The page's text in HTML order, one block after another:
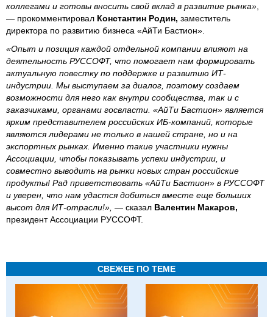
коллегами и готовы вносить свой вклад в развитие рынка»
— прокомментировал Константин Родин, заместитель
директора по развитию бизнеса «АйТи Бастион».
«Опыт и позиция каждой отдельной компании влияют на
деятельность РУССОФТ, что помогает нам формировать
актуальную повестку по поддержке и развитию ИТ-
индустрии. Мы выступаем за диалог, поэтому создаем
возможности для него как внутри сообщества, так и с
заказчиками, органами госвласти. «АйТи Бастион» является
ярким представителем российских ИБ-компаний, которые
являются лидерами не только в нашей стране, но и на
экспортных рынках. Именно такие участники нужны
Ассоциации, чтобы показывать успехи индустрии, и
совместно выводить на рынки новых стран российские
продукты! Рад приветствовать «АйТи Бастион» в РУССОФТ
и уверен, что нам удастся добиться вместе еще больших
высот для ИТ-отрасли!», — сказал Валентин Макаров,
президент Ассоциации РУССОФТ.
СВЕЖЕЕ ПО ТЕМЕ